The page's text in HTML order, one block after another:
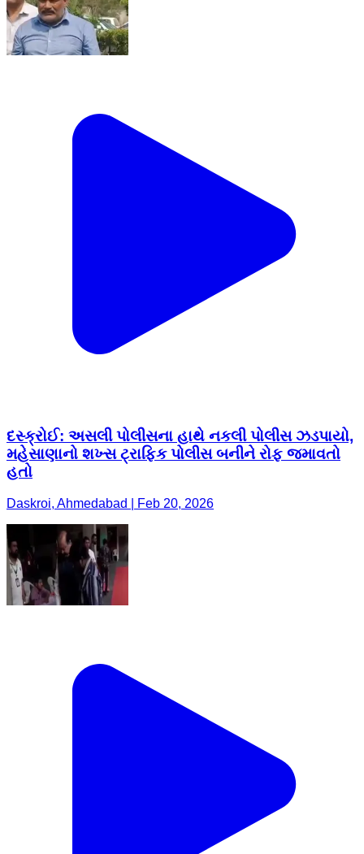
દસ્ક્રોઈ: અસલી પોલીસના હાથે નકલી પોલીસ ઝડપાયો,
મહેસાણાનો શખ્સ ટ્રાફિક પોલીસ બનીને રોફ જમાવતો
હતો
Daskroi, Ahmedabad | Feb 20, 2026